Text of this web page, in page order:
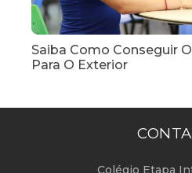
Saiba Como Conseguir
Para O Exterior
Colégio Etapa